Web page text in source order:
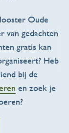
Oude
van gedachten
gratis kan
Heb
bij de
en zoek je